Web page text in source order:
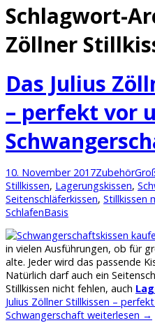
Schlagwort-
Zöllner
Das Julius
– perfekt vor
10. November 2017Zubehör
Stillkissen, Lagerungskissen,
Seitenschläferkissen, Stillkissen
SchlafenBasis
in vielen Ausführungen, ob für
alte. Jeder wird das passende
Natürlich darf auch ein
Stillkissen nicht fehlen, auch
Julius Zöllner Stillkissen –
Schwangerschaft weiterlesen →